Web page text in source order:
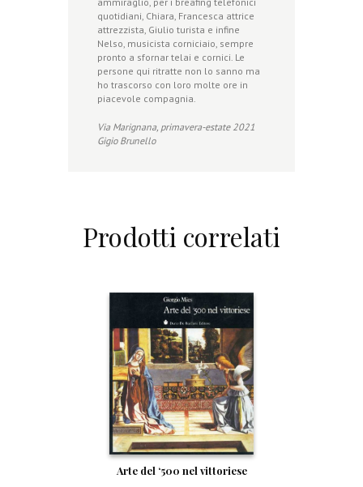
quotidiani, Chiara, Francesca attrice
attrezzista, Giulio turista e infine
Nelso, musicista corniciaio, sempre
pronto a sfornar telai e cornici. Le
persone qui ritratte non lo sanno ma
ho trascorso con loro molte ore in
piacevole compagnia.
Via Marignana, primavera-estate 2021
Gigio Brunello
Prodotti correlati
Arte del ‘500 nel vittoriese